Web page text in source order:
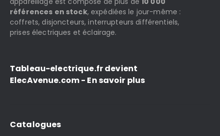
références en stock, expédiées le jour-même :
coffrets, disjoncteurs, interrupteurs différentiels,
prises électriques et éclairage.
Tableau-electrique.fr devient
ElecAvenue.com - En savoir plus
Catalogues